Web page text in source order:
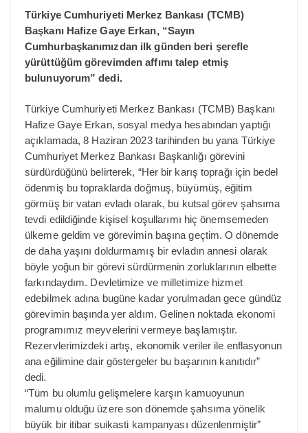
Türkiye Cumhuriyeti Merkez Bankası (TCMB)
Başkanı Hafize Gaye Erkan, “Sayın
Cumhurbaşkanımızdan ilk günden beri şerefle
yürüttüğüm görevimden affımı talep etmiş
bulunuyorum” dedi.
Türkiye Cumhuriyeti Merkez Bankası (TCMB) Başkanı
Hafize Gaye Erkan, sosyal medya hesabından yaptığı
açıklamada, 8 Haziran 2023 tarihinden bu yana Türkiye
Cumhuriyet Merkez Bankası Başkanlığı görevini
sürdürdüğünü belirterek, “Her bir karış toprağı için bedel
ödenmiş bu topraklarda doğmuş, büyümüş, eğitim
görmüş bir vatan evladı olarak, bu kutsal görev şahsıma
tevdi edildiğinde kişisel koşullarımı hiç önemsemeden
ülkeme geldim ve görevimin başına geçtim. O dönemde
de daha yaşını doldurmamış bir evladın annesi olarak
böyle yoğun bir görevi sürdürmenin zorluklarının elbette
farkındaydım. Devletimize ve milletimize hizmet
edebilmek adına bugüne kadar yorulmadan gece gündüz
görevimin başında yer aldım. Gelinen noktada ekonomi
programımız meyvelerini vermeye başlamıştır.
Rezervlerimizdeki artış, ekonomik veriler ile enflasyonun
ana eğilimine dair göstergeler bu başarının kanıtıdır”
dedi.
“Tüm bu olumlu gelişmelere karşın kamuoyunun
malumu olduğu üzere son dönemde şahsıma yönelik
büyük bir itibar suikasti kampanyası düzenlenmiştir”